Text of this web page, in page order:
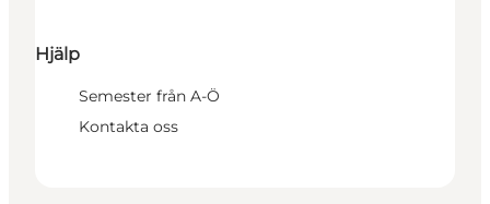
Hjälp
Semester från A-Ö
Kontakta oss